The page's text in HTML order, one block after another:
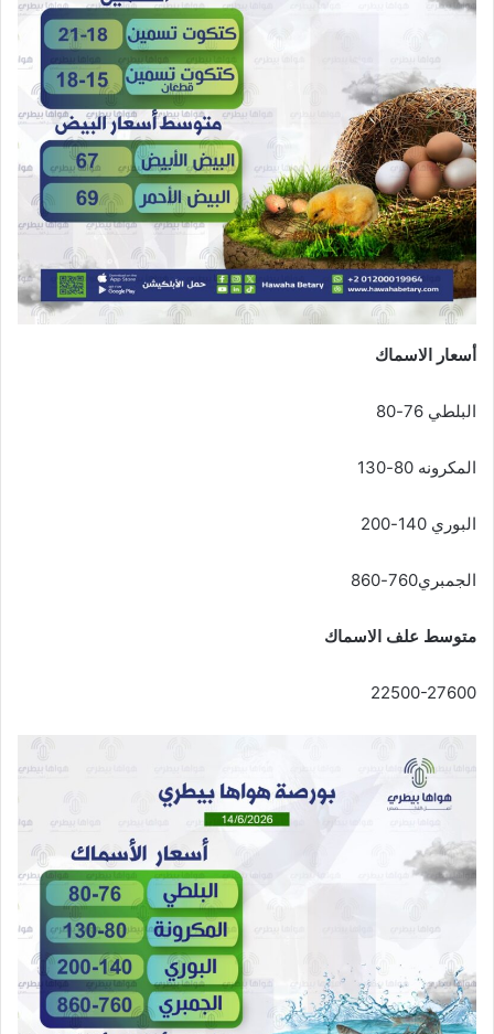
أسعار الاسماك
البلطي 76-80
المكرونه 80-130
البوري 140-200
الجمبري760-860
متوسط علف الاسماك
22500-27600